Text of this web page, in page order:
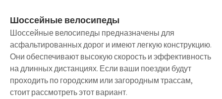
Шоссейные велосипеды
Шоссейные велосипеды предназначены для
асфальтированных дорог и имеют легкую конструкцию.
Они обеспечивают высокую скорость и эффективность
на длинных дистанциях. Если ваши поездки будут
проходить по городским или загородным трассам,
стоит рассмотреть этот вариант.